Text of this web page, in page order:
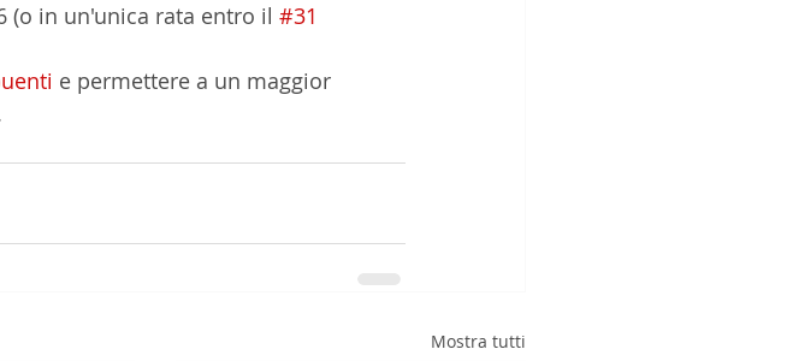
(o in un'unica rata entro il #31
e permettere a un maggior
Mostra tutti